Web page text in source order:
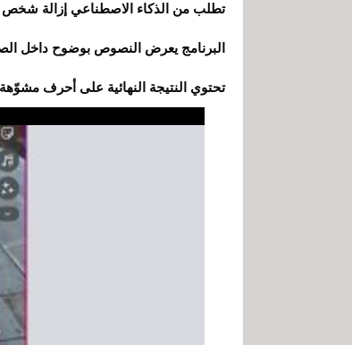
تطلب من الذكاء الاصطناعي إزالة
البرنامج يعرض النصوص بوضوح داخل
تحتوي النتيجة النهائية على أحرف